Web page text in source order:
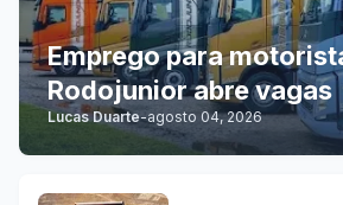
Emprego para
Rodojunior abre vagas
Lucas Duarte-agosto 04, 2026